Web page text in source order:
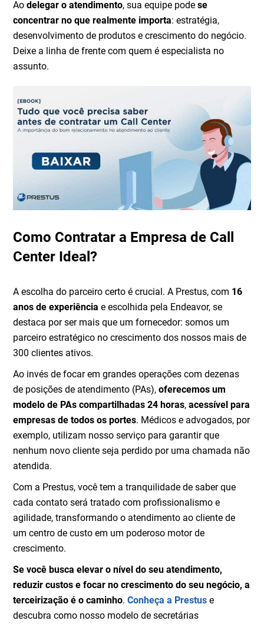
Aodelegar o atendimento, sua equipe podese
concentrar no que realmente importa: estratégia,
desenvolvimento de produtos e crescimento do negócio.
Deixe a linha de frente com quem é especialista no
assunto.
Como Contratar a Empresa de Call
Center Ideal?
A escolha do parceiro certo é crucial. A Prestus, com 16
anos de experiência e escolhida pela Endeavor, se
destaca por ser mais que um fornecedor: somos um
parceiro estratégico no crescimento dos nossos mais de
300 clientes ativos.
Ao invés de focar em grandes operações com dezenas
de posições de atendimento (PAs),oferecemos um
modelo de PAs compartilhadas 24 horas,acessível para
empresas de todos os portes. Médicos e advogados, por
exemplo, utilizam nosso serviço para garantir que
nenhum novo cliente seja perdido por uma chamada não
atendida.
Com a Prestus, você tem a tranquilidade de saber que
cada contato será tratado com profissionalismo e
agilidade, transformando o atendimento ao cliente de
um centro de custo em um poderoso motor de
crescimento.
Se você busca elevar o nível do seu atendimento,
reduzir custos e focar no crescimento do seu negócio, a
terceirização é o caminho.Conheça a Prestus e
descubra como nosso modelo de secretárias